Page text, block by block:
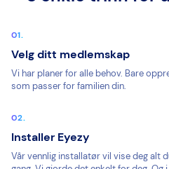
Velg ditt medlemskap
Vi har planer for alle behov. Bare
som passer for familien din.
Installer Eyezy
Vår vennlig installatør vil vise deg alt